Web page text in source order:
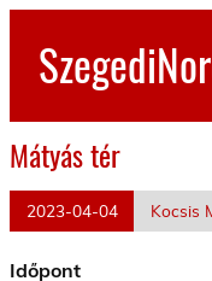
Skip
content
Mátyás tér
2023-04-04 Kocsis
Időpont